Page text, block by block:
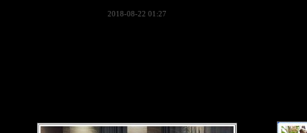
2018-08-22 01:27